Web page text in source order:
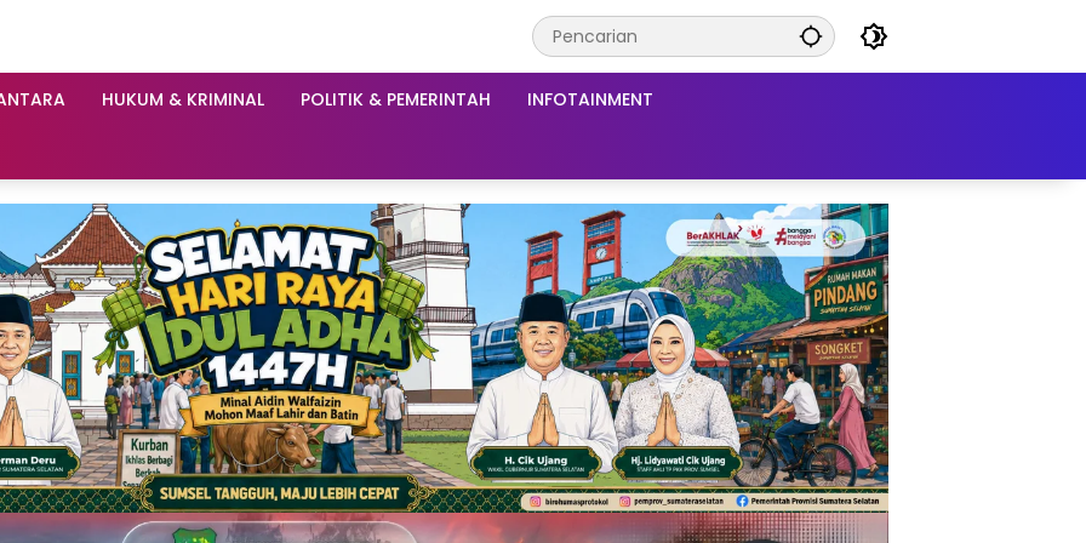
HUKUM & KRIMINAL POLITIK & PEMERINTAH INFOTAINMENT